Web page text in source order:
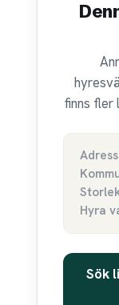
finns fler
Adress
Hyra
Sök